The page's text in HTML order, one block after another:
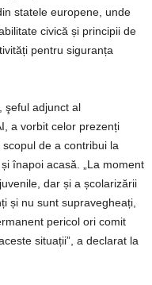
statele europene, unde
civică și principii de
pentru siguranța
, şeful adjunct al
a vorbit celor prezenți
de a contribui la
înapoi acasă. „La moment
dar și a școlarizării
și nu sunt supravegheați,
pericol ori comit
situații”, a declarat la